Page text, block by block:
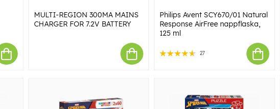
MULTI-REGION 300MA MAINS
CHARGER FOR 7.2V BATTERY
Philips Avent SCY670/01 Natural
Response AirFree nappflaska,
125 ml
27